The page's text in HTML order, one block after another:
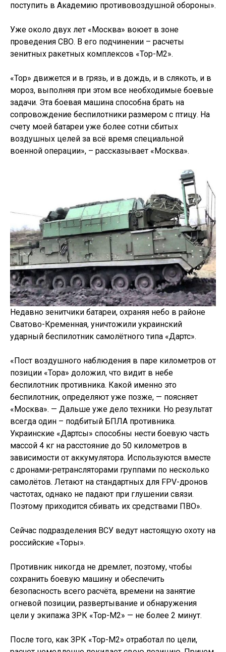
поступить в Академию противовоздушной обороны».
Уже около двух лет «Москва» воюет в зоне
проведения СВО. В его подчинении – расчеты
зенитных ракетных комплексов «Тор-М2».
«Тор» движется и в грязь, и в дождь, и в слякоть, и в
мороз, выполняя при этом все необходимые боевые
задачи. Эта боевая машина способна брать на
сопровождение беспилотники размером с птицу. На
счету моей батареи уже более сотни сбитых
воздушных целей за всё время специальной
военной операции», – рассказывает «Москва».
Недавно зенитчики батареи, охраняя небо в районе
Сватово-Кременная, уничтожили украинский
ударный беспилотник самолётного типа «Дартс».
«Пост воздушного наблюдения в паре километров от
позиции «Тора» доложил, что видит в небе
беспилотник противника. Какой именно это
беспилотник, определяют уже позже, — поясняет
«Москва». — Дальше уже дело техники. Но результат
всегда один – подбитый БПЛА противника.
Украинские «Дартсы» способны нести боевую часть
массой 4 кг на расстояние до 50 километров в
зависимости от аккумулятора. Используются вместе
с дронами-ретрансляторами группами по несколько
самолётов. Летают на стандартных для FPV-дронов
частотах, однако не падают при глушении связи.
Поэтому приходится сбивать их средствами ПВО».
Сейчас подразделения ВСУ ведут настоящую охоту на
российские «Торы».
Противник никогда не дремлет, поэтому, чтобы
сохранить боевую машину и обеспечить
безопасность всего расчёта, времени на занятие
огневой позиции, развертывание и обнаружения
цели у экипажа ЗРК «Тор-М2» — не более 2 минут.
После того, как ЗРК «Тор-М2» отработал по цели,